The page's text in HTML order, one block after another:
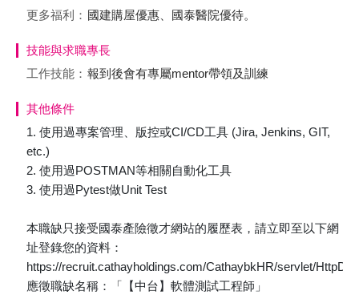
更多福利： 國建購屋優惠、國泰醫院優待。
技能與求職專長
工作技能： 報到後會有專屬mentor帶領及訓練
其他條件
1. 使用過專案管理、版控或CI/CD工具 (Jira, Jenkins, GIT,
etc.)
2. 使用過POSTMAN等相關自動化工具
3. 使用過Pytest做Unit Test
本職缺只接受國泰產險徵才網站的履歷表，請立即至以下網
址登錄您的資料：
https://recruit.cathayholdings.com/CathaybkHR/servlet/
應徵職缺名稱：「【中台】軟體測試工程師」